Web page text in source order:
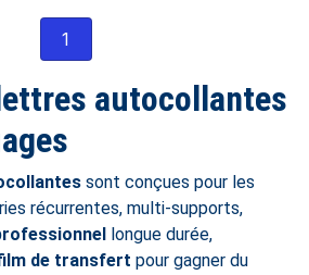
1
autocollantes
sont conçues pour les
récurrentes, multi-supports,
longue durée,
de transfert pour gagner du